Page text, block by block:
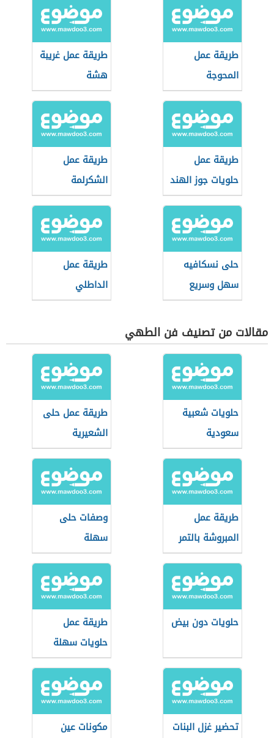
طريقة عمل
المحوجة
طريقة عمل غريبة
هشة
طريقة عمل
حلويات جوز الهند
طريقة عمل
الشكرلمة
الموصلية
حلى نسكافيه
سهل وسريع
طريقة عمل
الداطلي
مقالات من تصنيف فن الطهي
حلويات شعبية
سعودية
طريقة عمل حلى
الشعيرية
الباكستانية
طريقة عمل
المبروشة بالتمر
وصفات حلى
سهلة
حلويات دون بيض
طريقة عمل
حلويات سهلة
وبسيطة
تحضير غزل البنات
مكونات عين